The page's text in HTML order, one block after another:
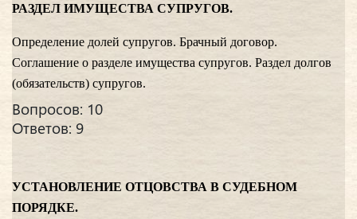
РАЗДЕЛ ИМУЩЕСТВА СУПРУГОВ.
Определение долей супругов. Брачный договор.
Соглашение о разделе имущества супругов. Раздел долгов
(обязательств) супругов.
Вопросов: 10
Ответов: 9
УСТАНОВЛЕНИЕ ОТЦОВСТВА В СУДЕБНОМ
ПОРЯДКЕ.